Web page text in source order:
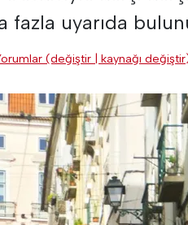
fazla uyarıda
(değiştir | kaynağı